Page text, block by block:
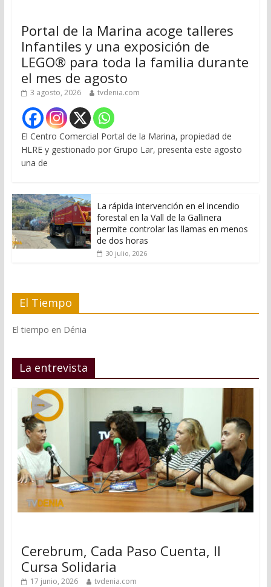
Portal de la Marina acoge talleres
Infantiles y una exposición de
LEGO® para toda la familia durante
el mes de agosto
3 agosto, 2026 tvdenia.com
El Centro Comercial Portal de la Marina, propiedad de
HLRE y gestionado por Grupo Lar, presenta este agosto
una de
La rápida intervención en el incendio
forestal en la Vall de la Gallinera
permite controlar las llamas en menos
de dos horas
30 julio, 2026
El Tiempo
El tiempo en Dénia
La entrevista
Cerebrum, Cada Paso Cuenta, II
Cursa Solidaria
17 junio, 2026 tvdenia.com